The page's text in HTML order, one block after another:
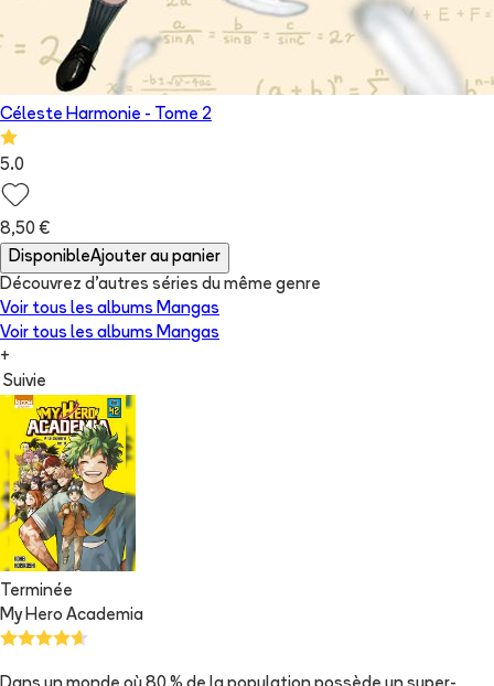
Céleste Harmonie - Tome 2
5.0
8,50 €
DisponibleAjouter au panier
Découvrez d'autres séries du même genre
Voir tous les albums Mangas
Voir tous les albums Mangas
+
Suivie
Terminée
My Hero Academia